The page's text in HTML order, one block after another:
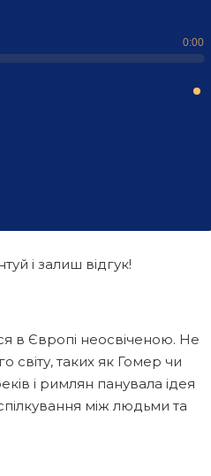
0:00
і залиш відгук!
в Європі неосвіченою. Не
світу, таких як Гомер чи
і римлян панувала ідея
між людьми та